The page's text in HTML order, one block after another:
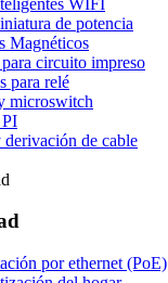
de potencia
Magnéticos
circuito impreso
para relé
microswitch
PI
de cable
por ethernet (PoE)